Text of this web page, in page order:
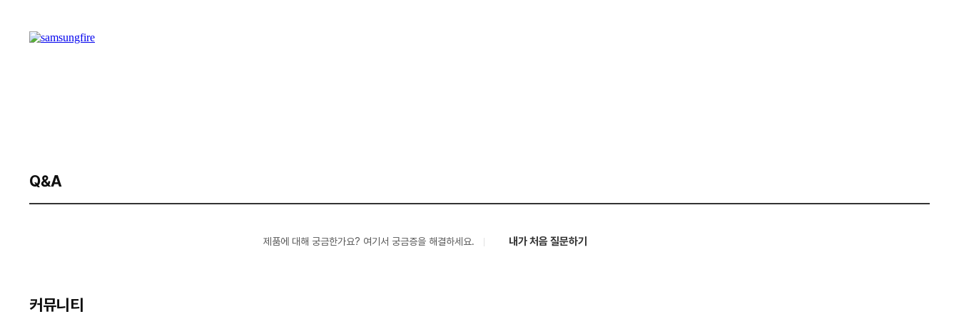
Q&A
제품에 대해 궁금한가요? 여기서 궁금증을 해결하세요. 내가 처음 질문하기
커뮤니티